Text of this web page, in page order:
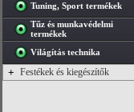
Tuning, Sport termékek
Tűz és munkavédelmi
termékek
Világítás technika
+ Festékek és kiegészítők